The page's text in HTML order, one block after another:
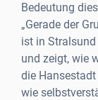
Bedeutung
„Gerade der
ist in
und zeigt, wie
die
wie